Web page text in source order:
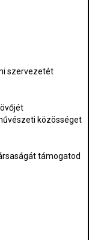
szervezetét
közösséget
támogatod